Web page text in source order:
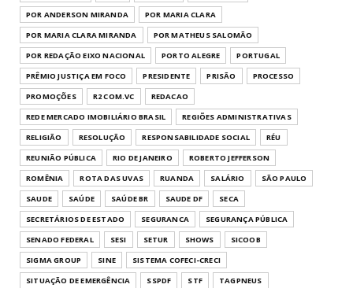
POR ANDERSON MIRANDA
POR MARIA CLARA
POR MARIA CLARA MIRANDA
POR MATHEUS SALOMÃO
POR REDAÇÃO EIXO NACIONAL
PORTO ALEGRE
PORTUGAL
PRÊMIO JUSTIÇA EM FOCO
PRESIDENTE PRISÃO
PROCESSO
PROMOÇÕES
R2 COM.VC
REDACAO
REDE MERCADO IMOBILIÁRIO BRASIL
REGIÕES ADMINISTRATIVAS
RELIGIÃO
RESOLUÇÃO RESPONSABILIDADE SOCIAL
RÉU
REUNIÃO PÚBLICA
RIO DE JANEIRO
ROBERTO JEFFERSON
ROMÊNIA
ROTA DAS UVAS RUANDA SALÁRIO
SÃO PAULO
SAUDE
SAÚDE SAÚDE BR SAUDE DF
SECA
SECRETÁRIOS DE ESTADO
SEGURANCA
SEGURANÇA PÚBLICA
SENADO FEDERAL
SESI SETUR SHOWS
SICOOB
SIGMA GROUP
SINE
SISTEMA COFECI-CRECI
SITUAÇÃO DE EMERGÊNCIA
SSPDF STF
TAGPNEUS